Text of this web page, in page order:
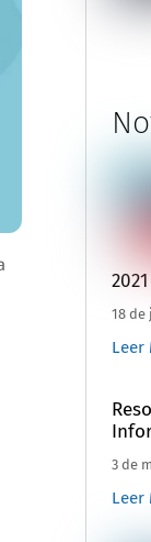
2021
18 de
Leer
3 de
Leer